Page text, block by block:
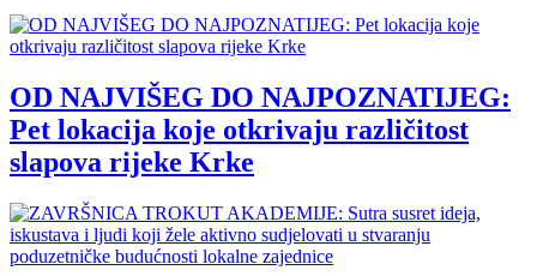
OD NAJVIŠEG DO NAJPOZNATIJEG:
Pet lokacija koje otkrivaju različitost
slapova rijeke Krke